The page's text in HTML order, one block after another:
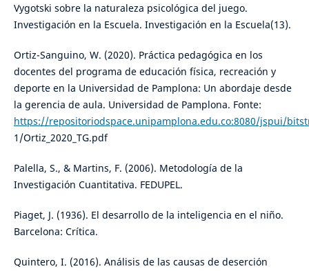
Vygotski sobre la naturaleza psicológica del juego.
Investigación en la Escuela. Investigación en la Escuela(13).
Ortiz-Sanguino, W. (2020). Práctica pedagógica en los
docentes del programa de educación física, recreación y
deporte en la Universidad de Pamplona: Un abordaje desde
la gerencia de aula. Universidad de Pamplona. Fonte:
https://repositoriodspace.unipamplona.edu.co:8080/jspui/
1/Ortiz_2020_TG.pdf
Palella, S., & Martins, F. (2006). Metodología de la
Investigación Cuantitativa. FEDUPEL.
Piaget, J. (1936). El desarrollo de la inteligencia en el niño.
Barcelona: Crítica.
Quintero, I. (2016). Análisis de las causas de deserción